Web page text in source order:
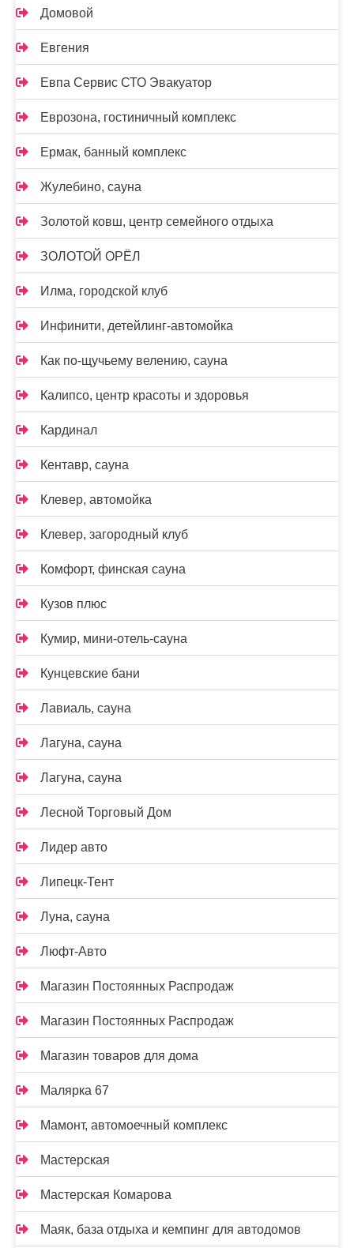
Домовой
Евгения
Евпа Сервис СТО Эвакуатор
Еврозона, гостиничный комплекс
Ермак, банный комплекс
Жулебино, сауна
Золотой ковш, центр семейного отдыха
ЗОЛОТОЙ ОРЁЛ
Илма, городской клуб
Инфинити, детейлинг-автомойка
Как по-щучьему велению, сауна
Калипсо, центр красоты и здоровья
Кардинал
Кентавр, сауна
Клевер, автомойка
Клевер, загородный клуб
Комфорт, финская сауна
Кузов плюс
Кумир, мини-отель-сауна
Кунцевские бани
Лавиаль, сауна
Лагуна, сауна
Лагуна, сауна
Лесной Торговый Дом
Лидер авто
Липецк-Тент
Луна, сауна
Люфт-Авто
Магазин Постоянных Распродаж
Магазин Постоянных Распродаж
Магазин товаров для дома
Малярка 67
Мамонт, автомоечный комплекс
Мастерская
Мастерская Комарова
Маяк, база отдыха и кемпинг для автодомов